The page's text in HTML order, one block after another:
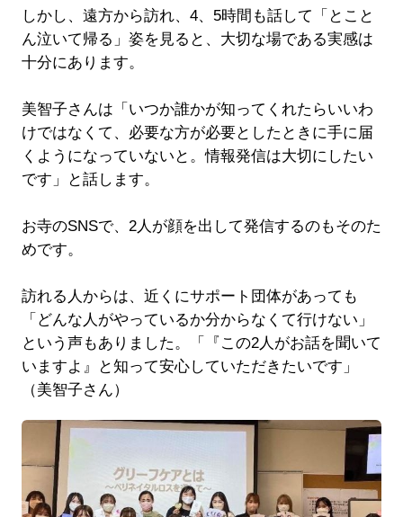
しかし、遠方から訪れ、4、5時間も話して「とこと
ん泣いて帰る」姿を見ると、大切な場である実感は
十分にあります。
美智子さんは「いつか誰かが知ってくれたらいいわ
けではなくて、必要な方が必要としたときに手に届
くようになっていないと。情報発信は大切にしたい
です」と話します。
お寺のSNSで、2人が顔を出して発信するのもそのた
めです。
訪れる人からは、近くにサポート団体があっても
「どんな人がやっているか分からなくて行けない」
という声もありました。「『この2人がお話を聞いて
いますよ』と知って安心していただきたいです」
（美智子さん）